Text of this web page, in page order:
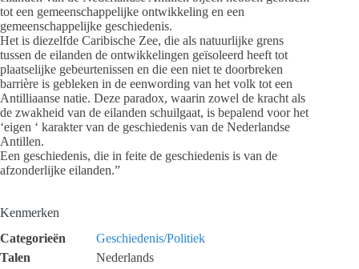
tot een gemeenschappelijke ontwikkeling en een
gemeenschappelijke geschiedenis.
Het is diezelfde Caribische Zee, die als natuurlijke grens
tussen de eilanden de ontwikkelingen geïsoleerd heeft tot
plaatselijke gebeurtenissen en die een niet te doorbreken
barrière is gebleken in de eenwording van het volk tot een
Antilliaanse natie. Deze paradox, waarin zowel de kracht als
de zwakheid van de eilanden schuilgaat, is bepalend voor het
‘eigen ‘ karakter van de geschiedenis van de Nederlandse
Antillen.
Een geschiedenis, die in feite de geschiedenis is van de
afzonderlijke eilanden.”
Kenmerken
Categorieën
Geschiedenis/Politiek
Talen
Nederlands